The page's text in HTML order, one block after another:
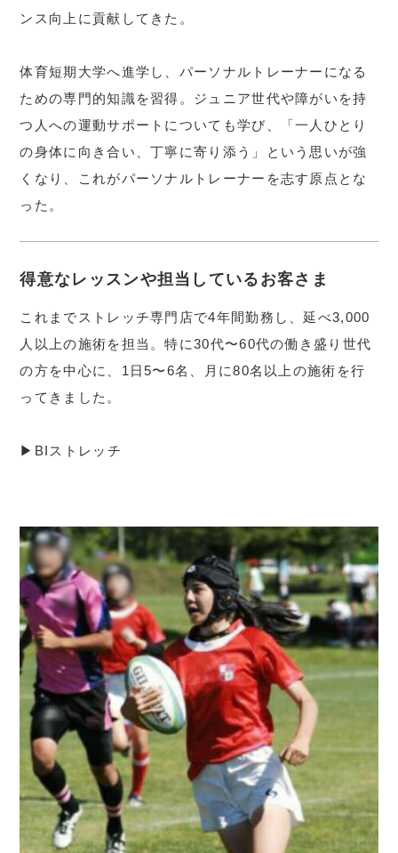
ンス向上に貢献してきた。
体育短期大学へ進学し、パーソナルトレーナーになる
ための専門的知識を習得。ジュニア世代や障がいを持
つ人への運動サポートについても学び、「一人ひとり
の身体に向き合い、丁寧に寄り添う」という思いが強
くなり、これがパーソナルトレーナーを志す原点とな
った。
得意なレッスンや担当しているお客さま
これまでストレッチ専門店で4年間勤務し、延べ3,000
人以上の施術を担当。特に30代〜60代の働き盛り世代
の方を中心に、1日5〜6名、月に80名以上の施術を行
ってきました。
▶︎BIストレッチ